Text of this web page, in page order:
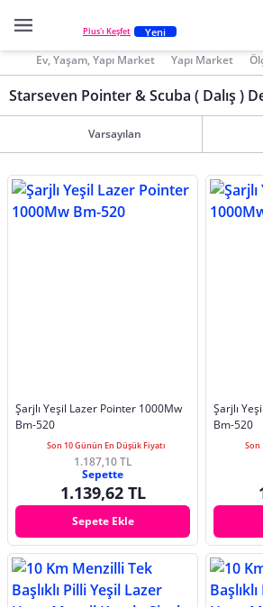
Plus'ı Keşfet Yeni
Ev, Yaşam, Yapı Market Yapı Market
Starseven Pointer & Scuba ( Dalış )
Varsayılan
Şarjlı Yeşil Lazer Pointer 1000Mw
Bm-520
Son 10 Günün En Düşük Fiyatı
1.187,10 TL
Sepette
1.139,62 TL
Sepete Ekle
Şarjlı
Bm-520
Son